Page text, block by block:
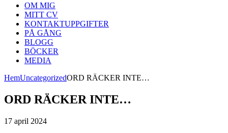
OM MIG
MITT CV
KONTAKTUPPGIFTER
PÅ GÅNG
BLOGG
BÖCKER
MEDIA
HemUncategorizedORD RÄCKER INTE…
ORD RÄCKER INTE…
17 april 2024